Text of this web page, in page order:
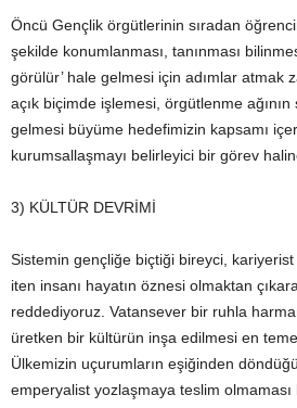
Öncü Gençlik örgütlerinin sıradan
şekilde konumlanması, tanınması
görülür’ hale gelmesi için adımlar atmak
açık biçimde işlemesi, örgütlenme
gelmesi büyüme hedefimizin kapsamı
kurumsallaşmayı belirleyici bir görev
3) KÜLTÜR DEVRİMİ
Sistemin gençliğe biçtiği bireyci, kariyerist
iten insanı hayatın öznesi olmaktan
reddediyoruz. Vatansever bir ruhla
üretken bir kültürün inşa edilmesi en
Ülkemizin uçurumların eşiğinden
emperyalist yozlaşmaya teslim